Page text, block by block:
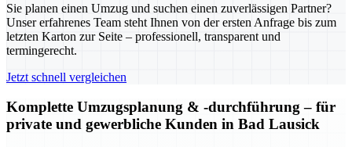
Sie planen einen Umzug und suchen einen zuverlässigen Partner?
Unser erfahrenes Team steht Ihnen von der ersten Anfrage bis zum
letzten Karton zur Seite – professionell, transparent und
termingerecht.
Jetzt schnell vergleichen
Komplette Umzugsplanung & -durchführung – für
private und gewerbliche Kunden in Bad Lausick